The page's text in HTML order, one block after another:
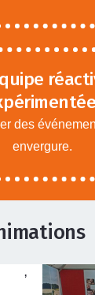
des
envergure.
,